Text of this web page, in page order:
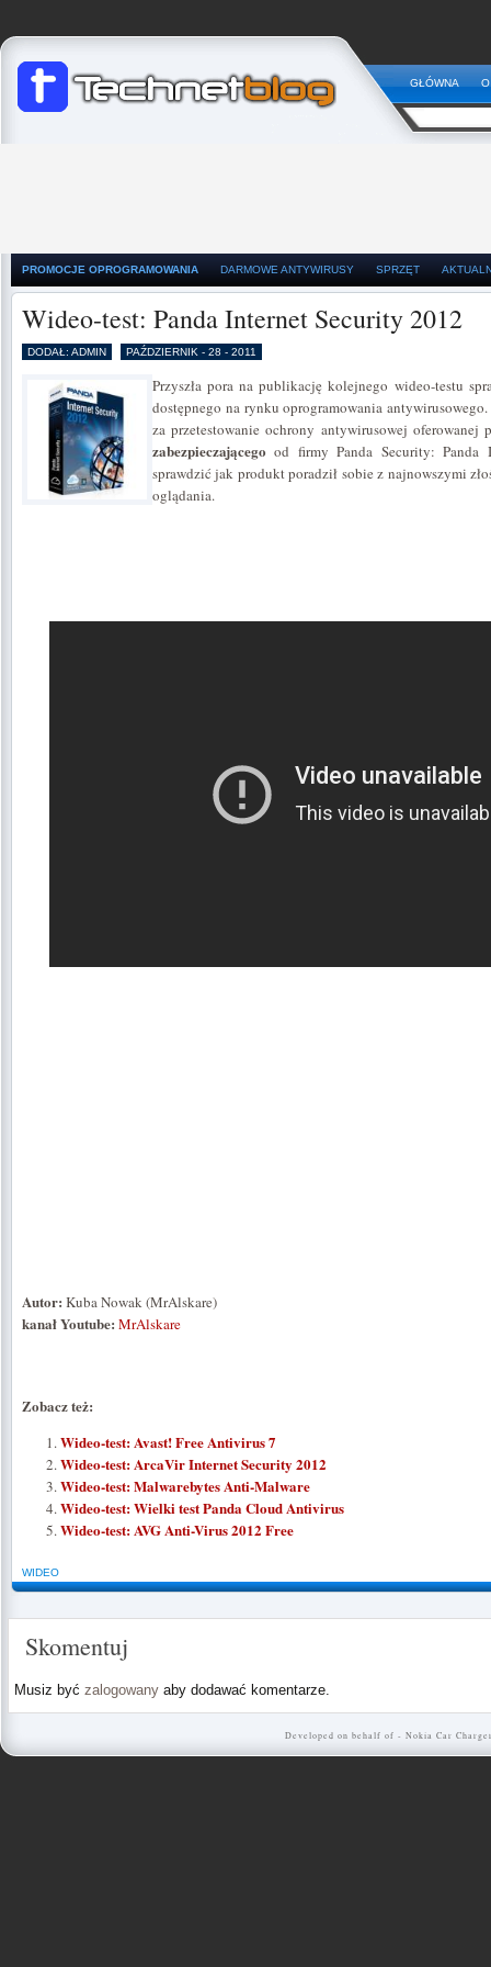
GŁÓWNA
PROMOCJE OPROGRAMOWANIA DARMOWE ANTYWIRUSY SPRZĘT
Wideo-test: Panda Internet Security 2012
DODAŁ: ADMIN PAŹDZIERNIK - 28 - 2011
Przyszła pora na publikację kolejnego wideo-testu
dostępnego na rynku oprogramowania
za przetestowanie ochrony antywirusowej oferowanej
zabezpieczającego od firmy Panda Security: Panda
sprawdzić jak produkt poradził sobie z najnowszymi
oglądania.
Autor: Kuba Nowak (MrAlskare)
kanał Youtube: MrAlskare
Zobacz też:
Wideo-test: Avast! Free Antivirus 7
Wideo-test: ArcaVir Internet Security 2012
Wideo-test: Malwarebytes Anti-Malware
Wideo-test: Wielki test Panda Cloud Antivirus
Wideo-test: AVG Anti-Virus 2012 Free
WIDEO
Skomentuj
Musiz być zalogowany aby dodawać komentarze.
Developed on behalf of - Nokia Car